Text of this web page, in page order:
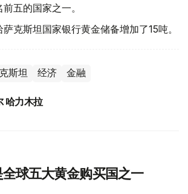
五的国家之一。
克斯坦国家银行黄金储备增加了15吨。
斯坦 经济 金融
哈力木拉
球五大黄金购买国之一